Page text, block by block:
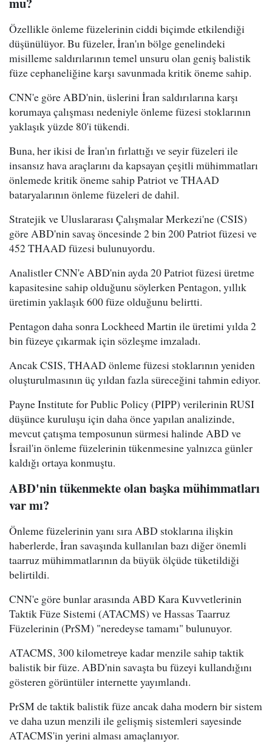
Özellikle önleme füzelerinin ciddi biçimde etkilendiği
düşünülüyor. Bu füzeler, İran'ın bölge genelindeki
misilleme saldırılarının temel unsuru olan geniş balistik
füze cephaneliğine karşı savunmada kritik öneme sahip.
CNN'e göre ABD'nin, üslerini İran saldırılarına karşı
korumaya çalışması nedeniyle önleme füzesi stoklarının
yaklaşık yüzde 80'i tükendi.
Buna, her ikisi de İran'ın fırlattığı ve seyir füzeleri ile
insansız hava araçlarını da kapsayan çeşitli mühimmatları
önlemede kritik öneme sahip Patriot ve THAAD
bataryalarının önleme füzeleri de dahil.
Stratejik ve Uluslararası Çalışmalar Merkezi'ne (CSIS)
göre ABD'nin savaş öncesinde 2 bin 200 Patriot füzesi ve
452 THAAD füzesi bulunuyordu.
Analistler CNN'e ABD'nin ayda 20 Patriot füzesi üretme
kapasitesine sahip olduğunu söylerken Pentagon, yıllık
üretimin yaklaşık 600 füze olduğunu belirtti.
Pentagon daha sonra Lockheed Martin ile üretimi yılda 2
bin füzeye çıkarmak için sözleşme imzaladı.
Ancak CSIS, THAAD önleme füzesi stoklarının yeniden
oluşturulmasının üç yıldan fazla süreceğini tahmin ediyor.
Payne Institute for Public Policy (PIPP) verilerinin RUSI
düşünce kuruluşu için daha önce yapılan analizinde,
mevcut çatışma temposunun sürmesi halinde ABD ve
İsrail'in önleme füzelerinin tükenmesine yalnızca günler
kaldığı ortaya konmuştu.
ABD'nin tükenmekte olan başka mühimmatları
var mı?
Önleme füzelerinin yanı sıra ABD stoklarına ilişkin
haberlerde, İran savaşında kullanılan bazı diğer önemli
taarruz mühimmatlarının da büyük ölçüde tüketildiği
belirtildi.
CNN'e göre bunlar arasında ABD Kara Kuvvetlerinin
Taktik Füze Sistemi (ATACMS) ve Hassas Taarruz
Füzelerinin (PrSM) "neredeyse tamamı" bulunuyor.
ATACMS, 300 kilometreye kadar menzile sahip taktik
balistik bir füze. ABD'nin savaşta bu füzeyi kullandığını
gösteren görüntüler internette yayımlandı.
PrSM de taktik balistik füze ancak daha modern bir sistem
ve daha uzun menzili ile gelişmiş sistemleri sayesinde
ATACMS'in yerini alması amaçlanıyor.